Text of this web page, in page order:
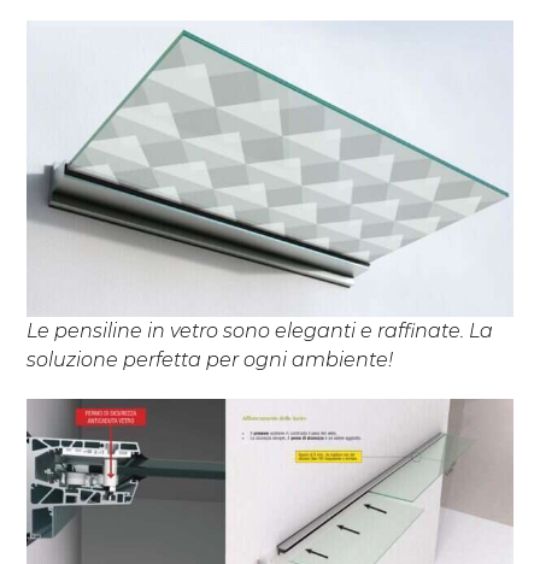
Le pensiline in vetro sono eleganti e raffinate. La
soluzione perfetta per ogni ambiente!